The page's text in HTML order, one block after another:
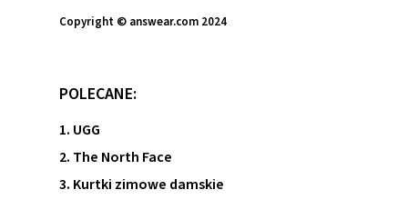
Copyright © answear.com 2024
POLECANE:
1. UGG
2. The North Face
3. Kurtki zimowe damskie